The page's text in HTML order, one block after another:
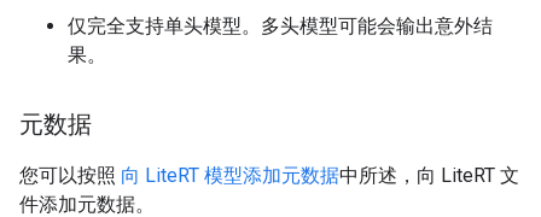
仅完全支持单头模型。多头模型可能会输出意外结
果。
元数据
您可以按照 向 LiteRT 模型添加元数据中所述，向 LiteRT 文
件添加元数据。